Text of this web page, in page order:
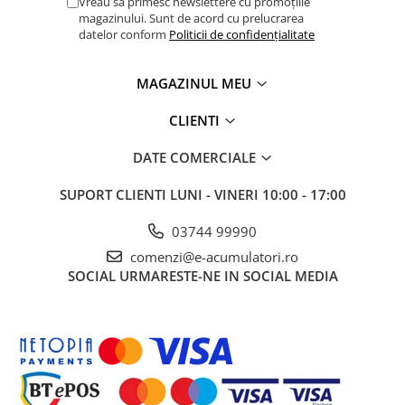
Acumulatori
Statii de incarcare EV
Pompe de caldura
magazinului. Sunt de acord cu prelucrarea
datelor conform Politicii de confidențialitate
MAGAZINUL MEU
CLIENTI
DATE COMERCIALE
SUPORT CLIENTI LUNI - VINERI 10:00 - 17:00
03744 99990
comenzi@e-acumulatori.ro
SOCIAL URMARESTE-NE IN SOCIAL MEDIA